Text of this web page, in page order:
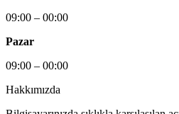
09:00 – 00:00
Pazar
09:00 – 00:00
Hakkımızda